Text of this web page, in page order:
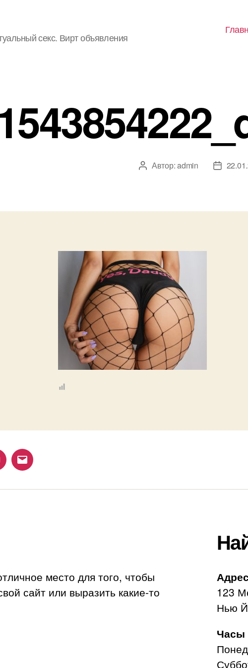
секс. Вирт объявления
Автор
Автор:admin
Дата
Email
место для того, чтобы
сайт или выразить какие-то
Адрес
123
Нью
Часы